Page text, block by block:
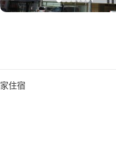
家住宿